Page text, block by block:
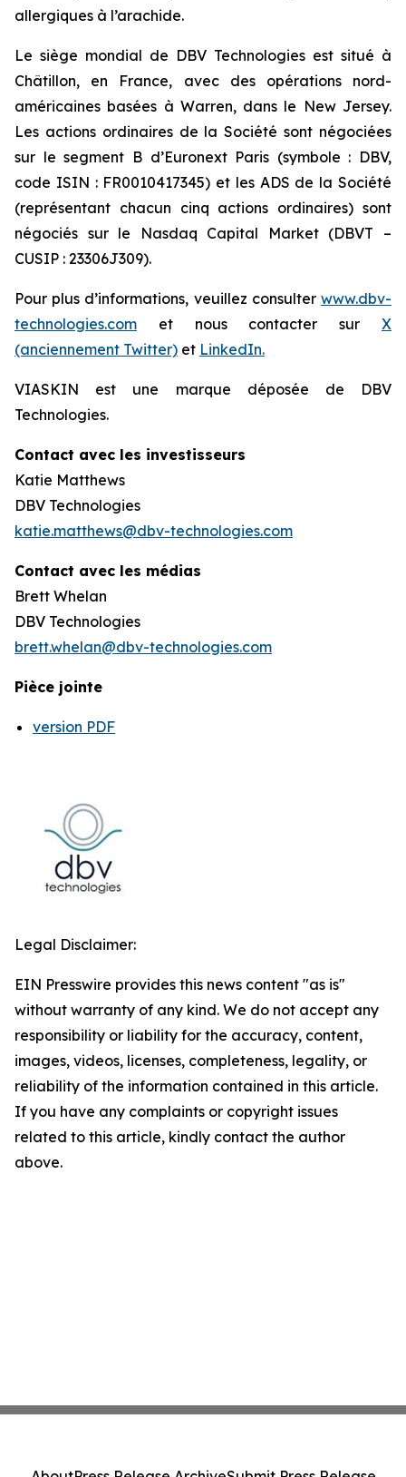
allergiques à l’arachide.
Le siège mondial de DBV Technologies est situé à
Châtillon, en France, avec des opérations nord-
américaines basées à Warren, dans le New Jersey.
Les actions ordinaires de la Société sont négociées
sur le segment B d’Euronext Paris (symbole : DBV,
code ISIN : FR0010417345) et les ADS de la Société
(représentant chacun cinq actions ordinaires) sont
négociés sur le Nasdaq Capital Market (DBVT –
CUSIP : 23306J309).
Pour plus d’informations, veuillez consulter www.dbv-
technologies.com et nous contacter sur X
(anciennement Twitter) et LinkedIn.
VIASKIN est une marque déposée de DBV
Technologies.
Contact avec les investisseurs
Katie Matthews
DBV Technologies
katie.matthews@dbv-technologies.com
Contact avec les médias
Brett Whelan
DBV Technologies
brett.whelan@dbv-technologies.com
Pièce jointe
version PDF
Legal Disclaimer:
EIN Presswire provides this news content "as is"
without warranty of any kind. We do not accept any
responsibility or liability for the accuracy, content,
images, videos, licenses, completeness, legality, or
reliability of the information contained in this article.
If you have any complaints or copyright issues
related to this article, kindly contact the author
above.